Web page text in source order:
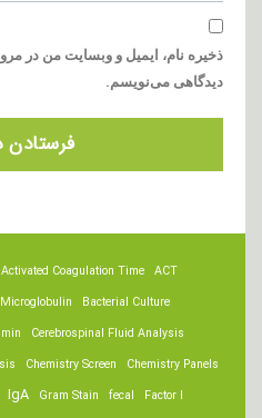
ذخیره نام، ایمیل و وبسایت من در
دیدگاهی می‌نویسم.
ACT
Activated Coagulation Time
Bacterial Culture
Cerebrospinal Fluid Analysis
Chemistry Panels
Chemistry Screen
Factor I
fecal
Gram Stain
IgA